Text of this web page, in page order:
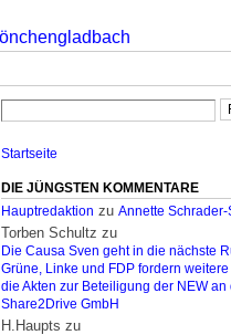
Startseite
DIE JÜNGSTEN KOMMENTARE
Hauptredaktion zu Annette Schrader-
Torben Schultz zu
Die Causa Sven geht in die nächste
Grüne, Linke und FDP fordern
die Akten zur Beteiligung der NEW an
Share2Drive GmbH
H.Haupts zu